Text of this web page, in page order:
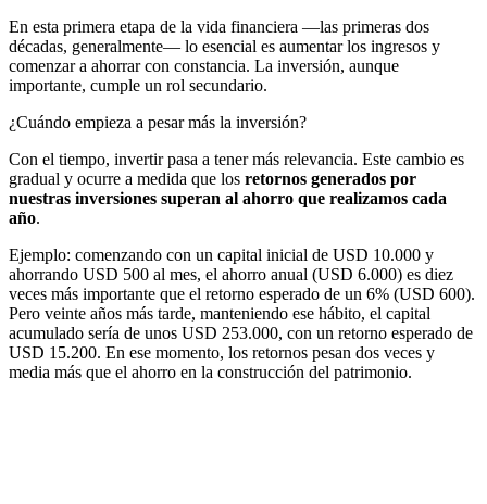
En esta primera etapa de la vida financiera —las primeras dos
décadas, generalmente— lo esencial es aumentar los ingresos y
comenzar a ahorrar con constancia. La inversión, aunque
importante, cumple un rol secundario.
¿Cuándo empieza a pesar más la inversión?
Con el tiempo, invertir pasa a tener más relevancia. Este cambio es
gradual y ocurre a medida que los retornos generados por
nuestras inversiones superan al ahorro que realizamos cada
año.
Ejemplo: comenzando con un capital inicial de USD 10.000 y
ahorrando USD 500 al mes, el ahorro anual (USD 6.000) es diez
veces más importante que el retorno esperado de un 6% (USD 600).
Pero veinte años más tarde, manteniendo ese hábito, el capital
acumulado sería de unos USD 253.000, con un retorno esperado de
USD 15.200. En ese momento, los retornos pesan dos veces y
media más que el ahorro en la construcción del patrimonio.